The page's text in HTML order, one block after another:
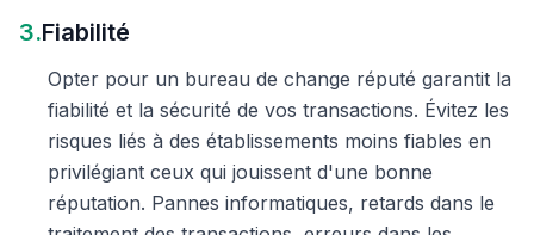
3.Fiabilité
Opter pour un bureau de change réputé garantit la
fiabilité et la sécurité de vos transactions. Évitez les
risques liés à des établissements moins fiables en
privilégiant ceux qui jouissent d'une bonne
réputation. Pannes informatiques, retards dans le